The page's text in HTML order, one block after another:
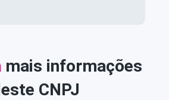
mais informações
CNPJ